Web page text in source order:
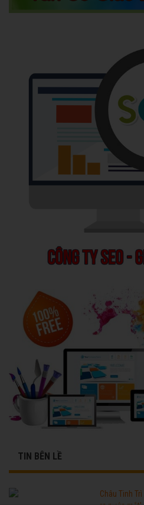
TIN BÊN LỀ
Châu Tinh